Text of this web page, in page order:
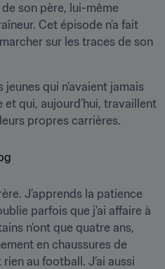
son père, lui-même
Cet épisode n’a fait
sur les traces de son
qui n’avaient jamais
qui, aujourd’hui, travaillent
propres carrières.
J’apprends la patience
parfois que j’ai affaire à
n’ont que quatre ans,
en chaussures de
au football. J’ai aussi